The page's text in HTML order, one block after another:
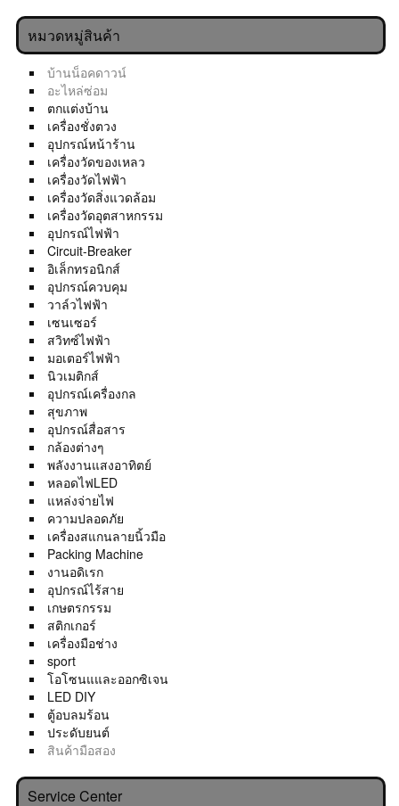
หมวดหมู่สินค้า
บ้านน็อคดาวน์
อะไหล่ซ่อม
ตกแต่งบ้าน
เครื่องชั่งตวง
อุปกรณ์หน้าร้าน
เครื่องวัดของเหลว
เครื่องวัดไฟฟ้า
เครื่องวัดสิ่งแวดล้อม
เครื่องวัดอุตสาหกรรม
อุปกรณ์ไฟฟ้า
Circuit-Breaker
อิเล็กทรอนิกส์
อุปกรณ์ควบคุม
วาล์วไฟฟ้า
เซนเซอร์
สวิทซ์ไฟฟ้า
มอเตอร์ไฟฟ้า
นิวเมติกส์
อุปกรณ์เครื่องกล
สุขภาพ
อุปกรณ์สื่อสาร
กล้องต่างๆ
พลังงานแสงอาทิตย์
หลอดไฟLED
แหล่งจ่ายไฟ
ความปลอดภัย
เครื่องสแกนลายนิ้วมือ
Packing Machine
งานอดิเรก
อุปกรณ์ไร้สาย
เกษตรกรรม
สติกเกอร์
เครื่องมือช่าง
sport
โอโซนแและออกซิเจน
LED DIY
ตู้อบลมร้อน
ประดับยนต์
สินค้ามือสอง
Service Center